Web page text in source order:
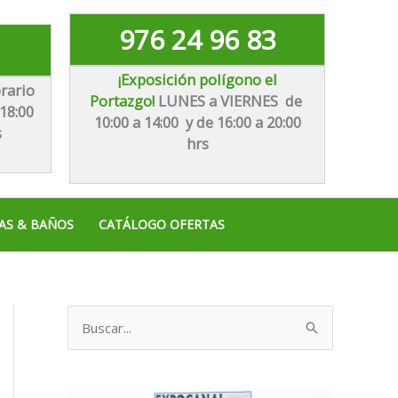
976 24 96 83
¡Exposición polígono el
Portazgo! LUNES a VIERNES de
10:00 a 14:00 y de 16:00 a 20:00
hrs
& BAÑOS CATÁLOGO OFERTAS
u